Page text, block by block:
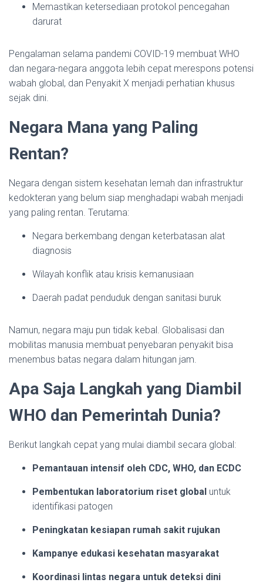
Memastikan ketersediaan protokol pencegahan
darurat
Pengalaman selama pandemi COVID-19 membuat WHO
dan negara-negara anggota lebih cepat merespons potensi
wabah global, dan Penyakit X menjadi perhatian khusus
sejak dini.
Negara Mana yang Paling
Rentan?
Negara dengan sistem kesehatan lemah dan infrastruktur
kedokteran yang belum siap menghadapi wabah menjadi
yang paling rentan. Terutama:
Negara berkembang dengan keterbatasan alat
diagnosis
Wilayah konflik atau krisis kemanusiaan
Daerah padat penduduk dengan sanitasi buruk
Namun, negara maju pun tidak kebal. Globalisasi dan
mobilitas manusia membuat penyebaran penyakit bisa
menembus batas negara dalam hitungan jam.
Apa Saja Langkah yang Diambil
WHO dan Pemerintah Dunia?
Berikut langkah cepat yang mulai diambil secara global:
Pemantauan intensif oleh CDC, WHO, dan ECDC
Pembentukan laboratorium riset global untuk
identifikasi patogen
Peningkatan kesiapan rumah sakit rujukan
Kampanye edukasi kesehatan masyarakat
Koordinasi lintas negara untuk deteksi dini